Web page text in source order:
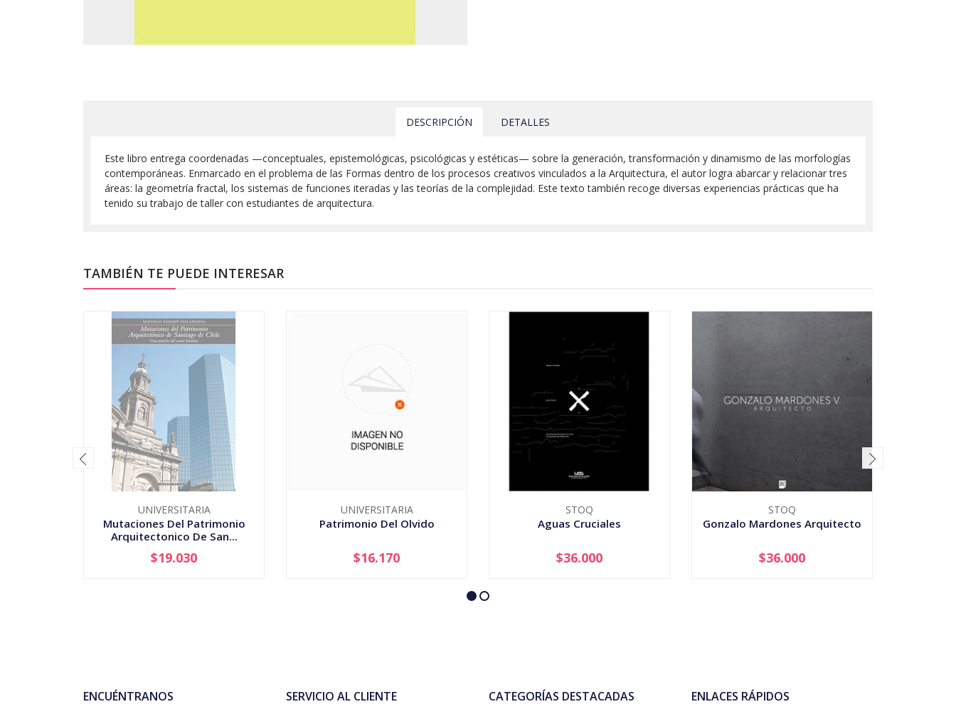
DESCRIPCIÓN DETALLES
Este libro entrega coordenadas —conceptuales, epistemológicas, psicológicas y estéticas— sobre la generación, transformación y dinamismo de las morfologías
contemporáneas. Enmarcado en el problema de las Formas dentro de los procesos creativos vinculados a la Arquitectura, el autor logra abarcar y relacionar tres
áreas: la geometría fractal, los sistemas de funciones iteradas y las teorías de la complejidad. Este texto también recoge diversas experiencias prácticas que ha
tenido su trabajo de taller con estudiantes de arquitectura.
TAMBIÉN TE PUEDE INTERESAR
UNIVERSITARIA
Mutaciones Del Patrimonio
Arquitectonico De San...
AGOTADO
$19.030
UNIVERSITARIA
Patrimonio Del Olvido
+
$16.170
STOQ
Aguas Cruciales
+
$36.000
STOQ
Gonzalo Mardones Arquitecto
+
$36.000
ENCUÉNTRANOS SERVICIO AL CLIENTE CATEGORÍAS DESTACADAS ENLACES RÁPIDOS